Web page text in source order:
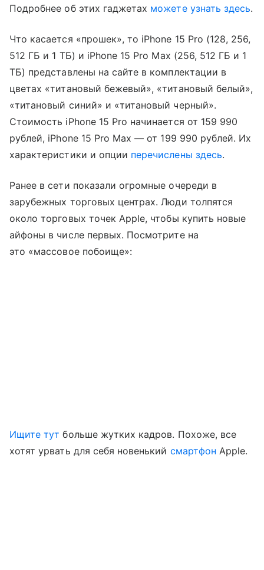
Подробнее об этих гаджетах можете узнать здесь.
Что касается «прошек», то iPhone 15 Pro (128, 256,
512 ГБ и 1 ТБ) и iPhone 15 Pro Max (256, 512 ГБ и 1
ТБ) представлены на сайте в комплектации в
цветах «титановый бежевый», «титановый белый»,
«титановый синий» и «титановый черный».
Стоимость iPhone 15 Pro начинается от 159 990
рублей, iPhone 15 Pro Max — от 199 990 рублей. Их
характеристики и опции перечислены здесь.
Ранее в сети показали огромные очереди в
зарубежных торговых центрах. Люди толпятся
около торговых точек Apple, чтобы купить новые
айфоны в числе первых. Посмотрите на
это «массовое побоище»:
Ищите тут больше жутких кадров. Похоже, все
хотят урвать для себя новенький смартфон Apple.